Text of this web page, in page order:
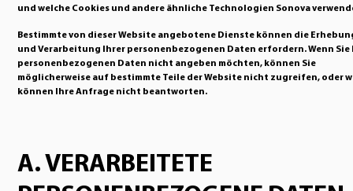
und welche Cookies und andere ähnliche Technologien Sonova
Bestimmte von dieser Website angebotene Dienste können die
und Verarbeitung Ihrer personenbezogenen Daten erfordern. Wenn Sie
personenbezogenen Daten nicht angeben möchten, können Sie
möglicherweise auf bestimmte Teile der Website nicht zugreifen, oder
können Ihre Anfrage nicht beantworten.
A. VERARBEITETE